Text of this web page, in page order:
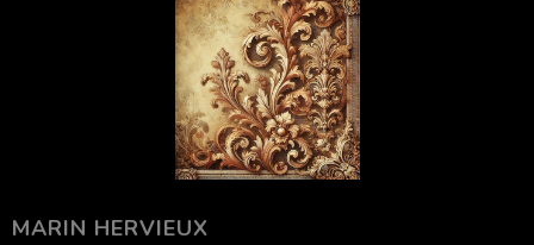
MARIN HERVIEUX